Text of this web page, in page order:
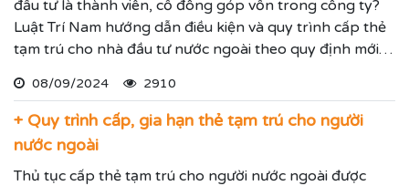
đầu tư là thành viên, cổ đông góp vốn trong công ty?
Luật Trí Nam hướng dẫn điều kiện và quy trình cấp thẻ
tạm trú cho nhà đầu tư nước ngoài theo quy định mới
08/09/2024 2910
+ Quy trình cấp, gia hạn thẻ tạm trú cho người
nước ngoài
Thủ tục cấp thẻ tạm trú cho người nước ngoài được